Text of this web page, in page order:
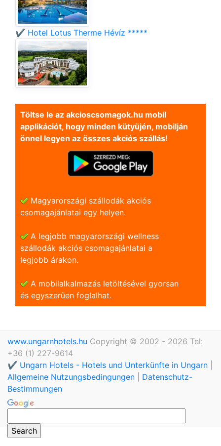
✔️ Hotel Lotus Therme Hévíz *****
Töltse le az akcioscsomagok.hu mobil
applikációt, hogy minden kütyüjén, mobilján
önnel legyen az összes akciós szállás!
Magyarországi szállodák akciós
csomagajánlatai egy helyen.
A legjobb magyarországi wellness
szállodák akciós csomagajánlatai a
legjobb árakon.
A mobilalkalmazás letöltésével gyorsan
és egyszerũen foglalhat.
www.ungarnhotels.hu Copyright © 2002 - 2026 Tel:
+36 (1) 227-9614
✔️ Ungarn Hotels - Hotels und Unterkünfte in Ungarn
Allgemeine Nutzungsbedingungen
Datenschutz-
Bestimmungen